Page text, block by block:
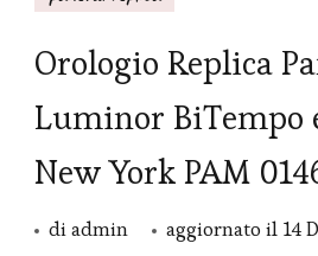
Orologio Replica
Luminor BiTempo
New York PAM
diadmin aggiornato il 14